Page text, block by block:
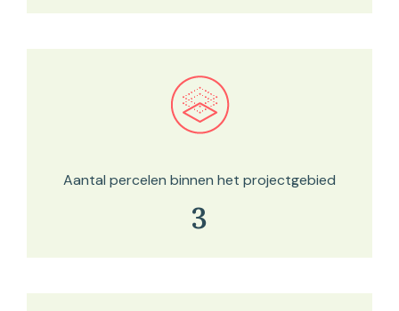
Bekijk in onze kaartviewer
Aantal percelen binnen het projectgebied
3